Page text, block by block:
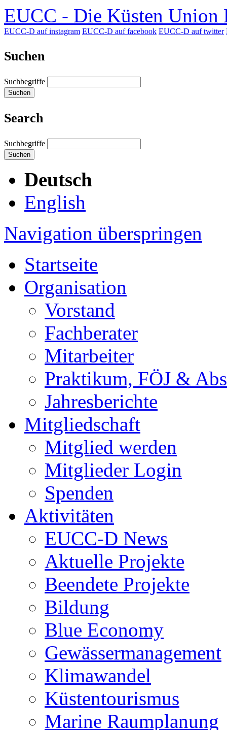
EUCC - Die Küsten Union
EUCC-D auf instagram EUCC-D auf facebook EUCC-D auf twitter
Suchen
Suchbegriffe
Suchen
Search
Suchbegriffe
Suchen
Deutsch
English
Navigation überspringen
Startseite
Organisation
Vorstand
Fachberater
Mitarbeiter
Praktikum, FÖJ &
Jahresberichte
Mitgliedschaft
Mitglied werden
Mitglieder Login
Spenden
Aktivitäten
EUCC-D News
Aktuelle Projekte
Beendete Projekte
Bildung
Blue Economy
Gewässermanagement
Klimawandel
Küstentourismus
Marine Raumplanung